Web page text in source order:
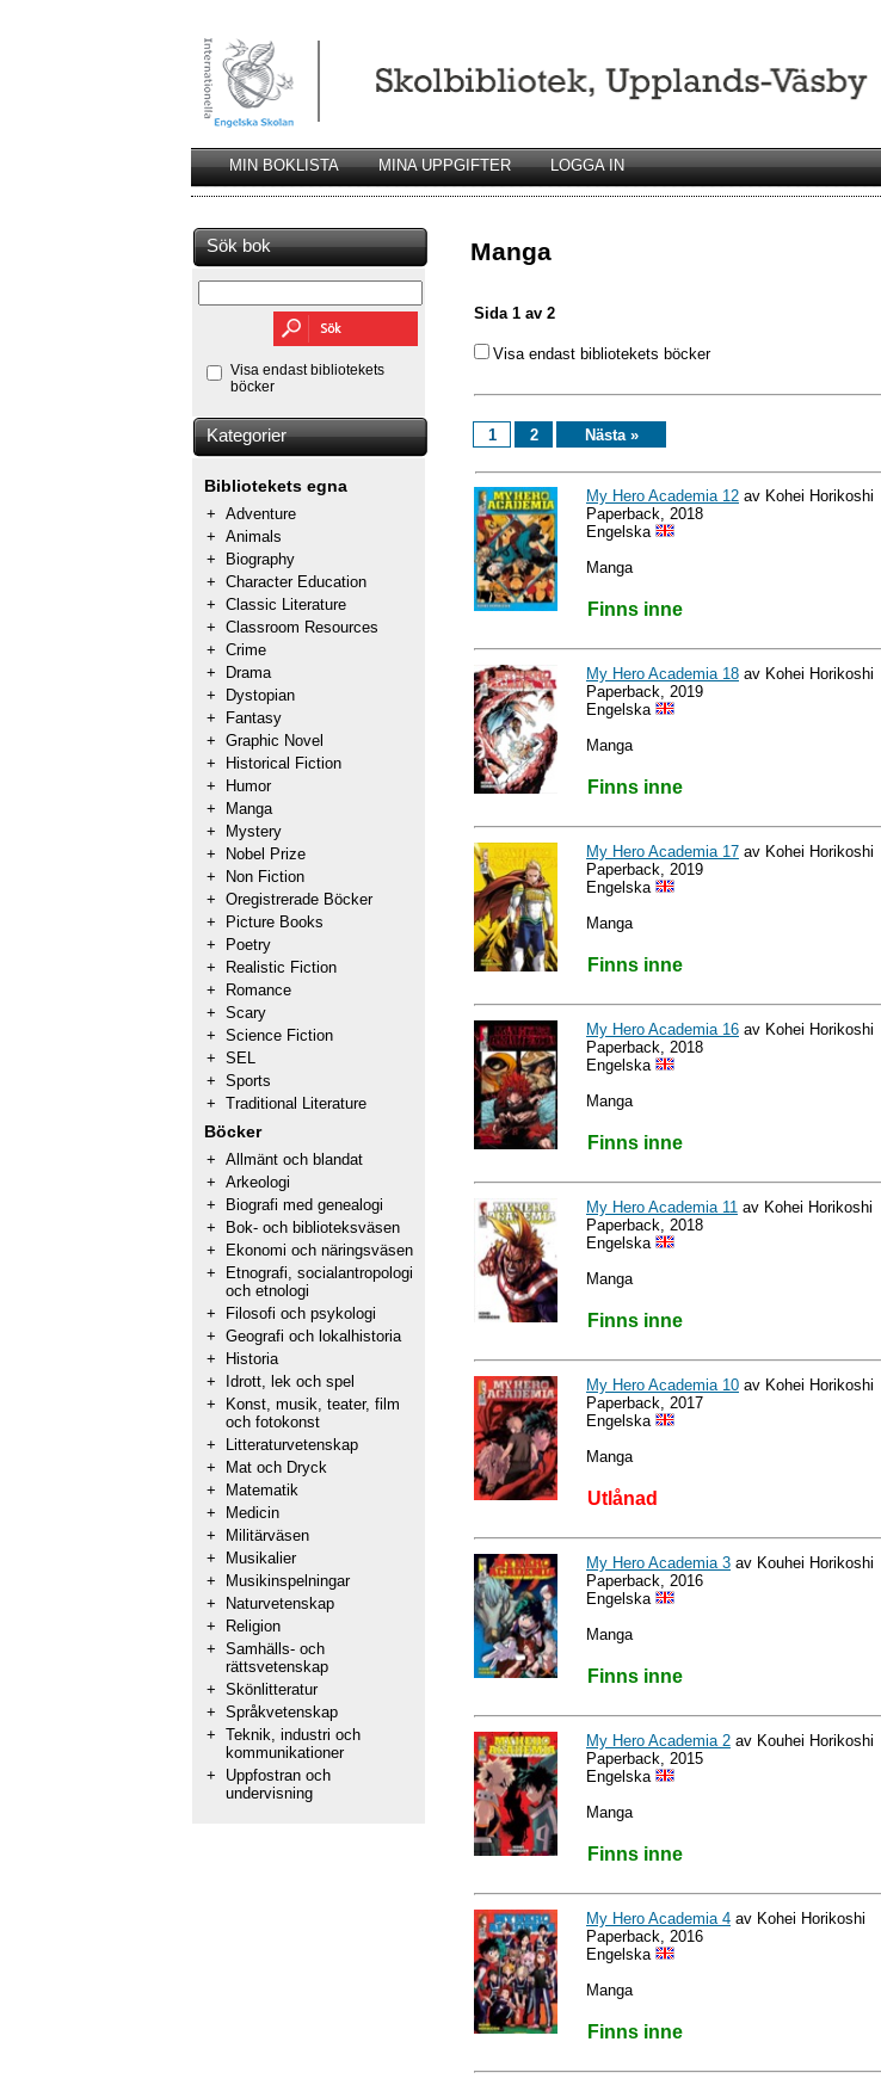
MIN BOKLISTA MINA UPPGIFTER LOGGA IN
Sök bok
Visa endast bibliotekets
böcker
Kategorier
Bibliotekets egna
+ Adventure
+ Animals
+
Biography
+ Character Education
+ Classic Literature
+ Classroom Resources
+ Crime
+
Drama
+
Dystopian
+
Fantasy
+ Graphic Novel
+
Historical Fiction
+
Humor
+
Manga
+
Mystery
+
Nobel Prize
+
Non Fiction
+ Oregistrerade Böcker
+
Picture Books
+
Poetry
+
Realistic Fiction
+
Romance
+ Scary
+ Science Fiction
+ SEL
+ Sports
+ Traditional Literature
Böcker
+ Allmänt och blandat
+ Arkeologi
+
Biografi med genealogi
+
Bok- och biblioteksväsen
+
Ekonomi och näringsväsen
+
Etnografi, socialantropologi
och etnologi
+
Filosofi och psykologi
+ Geografi och lokalhistoria
+
Historia
+
Idrott, lek och spel
+
Konst, musik, teater, film
och fotokonst
+
Litteraturvetenskap
+
Mat och Dryck
+
Matematik
+
Medicin
+
Militärväsen
+
Musikalier
+
Musikinspelningar
+
Naturvetenskap
+
Religion
+ Samhälls- och
rättsvetenskap
+ Skönlitteratur
+ Språkvetenskap
+ Teknik, industri och
kommunikationer
+
Uppfostran och
undervisning
Manga
Sida 1 av 2
Visa endast bibliotekets böcker
1 2 Nästa »
My Hero Academia 12 av Kohei Horikoshi
Paperback, 2018
Engelska
Manga
Finns inne
My Hero Academia 18 av Kohei Horikoshi
Paperback, 2019
Engelska
Manga
Finns inne
My Hero Academia 17 av Kohei Horikoshi
Paperback, 2019
Engelska
Manga
Finns inne
My Hero Academia 16 av Kohei Horikoshi
Paperback, 2018
Engelska
Manga
Finns inne
My Hero Academia 11 av Kohei Horikoshi
Paperback, 2018
Engelska
Manga
Finns inne
My Hero Academia 10 av Kohei Horikoshi
Paperback, 2017
Engelska
Manga
Utlånad
My Hero Academia 3 av Kouhei Horikoshi
Paperback, 2016
Engelska
Manga
Finns inne
My Hero Academia 2 av Kouhei Horikoshi
Paperback, 2015
Engelska
Manga
Finns inne
My Hero Academia 4 av Kohei Horikoshi
Paperback, 2016
Engelska
Manga
Finns inne